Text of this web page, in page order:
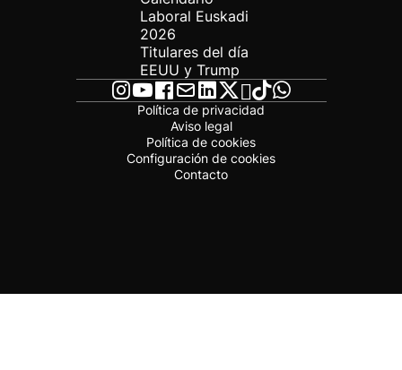
Laboral Euskadi
2026
Titulares del día
EEUU y Trump
Política de privacidad
Aviso legal
Política de cookies
Configuración de cookies
Contacto